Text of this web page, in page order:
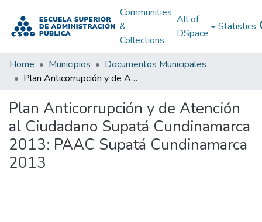
Communities
&
Collections
All of
DSpace
Statistics
Home Municipios
Documentos Municipales
Plan Anticorrupción y de Atención al Ciudadano Supatá Cundinamarca 2013: PAAC Supatá Cundinamarca 2013
Plan Anticorrupción y de Atención
al Ciudadano Supatá Cundinamarca
2013: PAAC Supatá Cundinamarca
2013